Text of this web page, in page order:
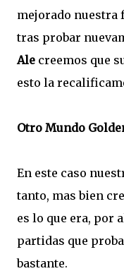
mejorado nuestra
tras probar
Ale creemos que
esto la
Otro Mundo
En este caso
tanto, mas bien
es lo que era, por
partidas que
bastante.